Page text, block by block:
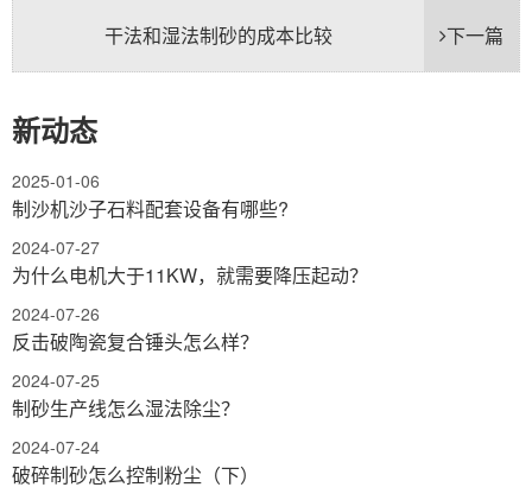
下一篇
干法和湿法制砂的成本比较
新动态
2025-01-06
制沙机沙子石料配套设备有哪些?
2024-07-27
为什么电机大于11KW，就需要降压起动？
2024-07-26
反击破陶瓷复合锤头怎么样？
2024-07-25
制砂生产线怎么湿法除尘？
2024-07-24
破碎制砂怎么控制粉尘（下）